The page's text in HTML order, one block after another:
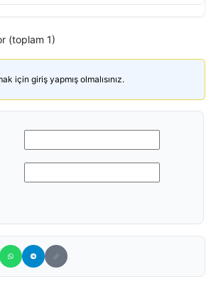
(toplam 1)
için giriş yapmış olmalısınız.